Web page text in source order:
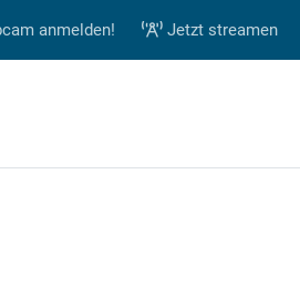
anmelden! Jetzt streamen